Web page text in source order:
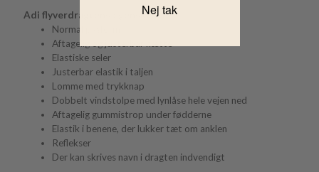
Adi flyverdragtens egenskaber:
Normal pasform
Aftagelig og justerbar hætte
Elastiske seler
Justerbar elastik i taljen
Lomme med trykknap
Dobbelt vindstolpe med lynlåse hele vejen ned
Aftagelig gummistrop under fødderne
Elastik i benene, der lukker tæt om anklen
Reflekser
Der kan skrives navn i dragten indvendigt
Nej tak